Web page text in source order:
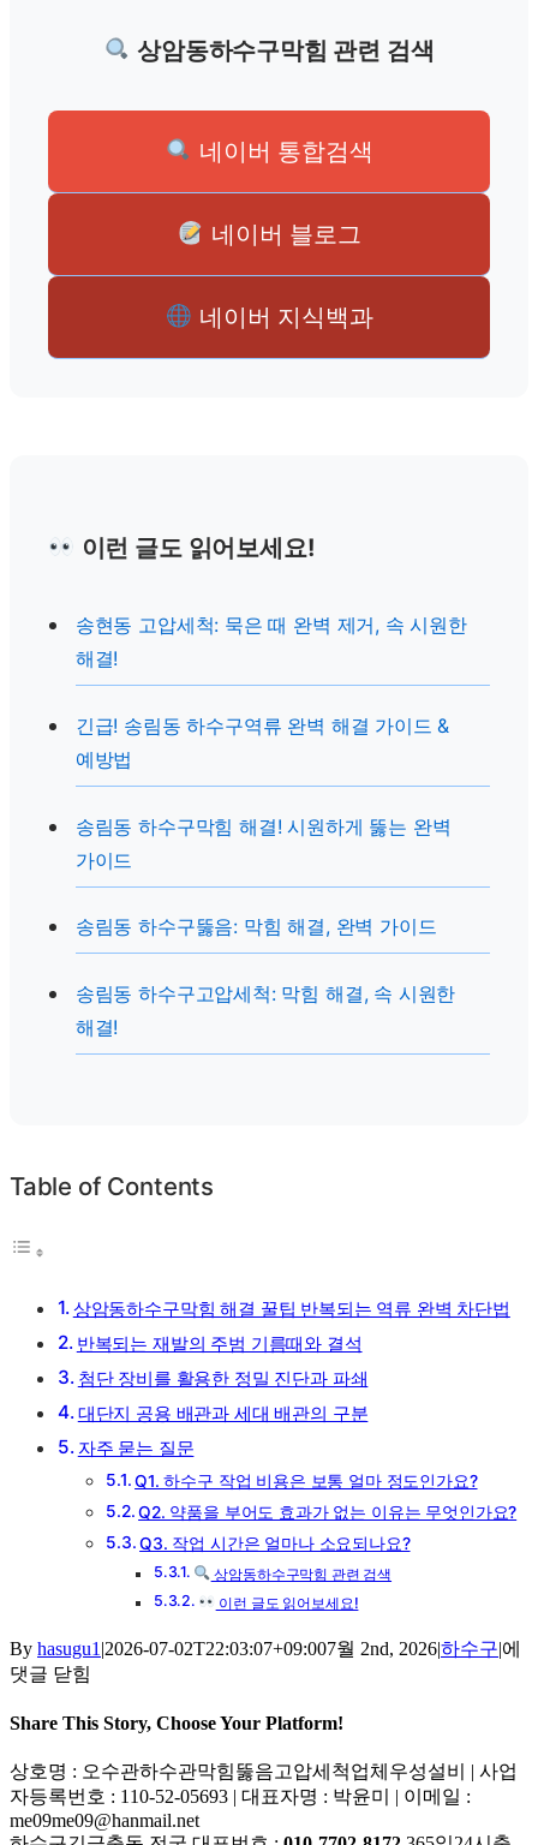
상암동하수구막힘 관련 검색
네이버 통합검색
네이버 블로그
네이버 지식백과
이런 글도 읽어보세요!
송현동 고압세척: 묵은 때 완벽 제거, 속 시원한
해결!
긴급! 송림동 하수구역류 완벽 해결 가이드 &
예방법
송림동 하수구막힘 해결! 시원하게 뚫는 완벽
가이드
송림동 하수구뚫음: 막힘 해결, 완벽 가이드
송림동 하수구고압세척: 막힘 해결, 속 시원한
해결!
Table of Contents
상암동하수구막힘 해결 꿀팁 반복되는 역류 완벽 차단법
반복되는 재발의 주범 기름때와 결석
첨단 장비를 활용한 정밀 진단과 파쇄
대단지 공용 배관과 세대 배관의 구분
자주 묻는 질문
Q1. 하수구 작업 비용은 보통 얼마 정도인가요?
Q2. 약품을 부어도 효과가 없는 이유는 무엇인가요?
Q3. 작업 시간은 얼마나 소요되나요?
상암동하수구막힘 관련 검색
이런 글도 읽어보세요!
By hasugu1 |2026-07-02T22:03:07+09:007월 2nd, 2026|하수구|상
구
에
댓글 닫힘
Share This Story, Choose Your Platform!
Facebook
X
Reddit
LinkedIn
Tumblr
Pinterest
Vk
이
메
일
상호명 : 오수관하수관막힘뚫음고압세척업체우성설비 | 사업
자등록번호 : 110-52-05693 | 대표자명 : 박윤미 | 이메일 :
me09me09@hanmail.net